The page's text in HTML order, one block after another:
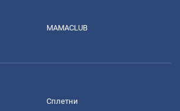
MAMACLUB
Сплетни